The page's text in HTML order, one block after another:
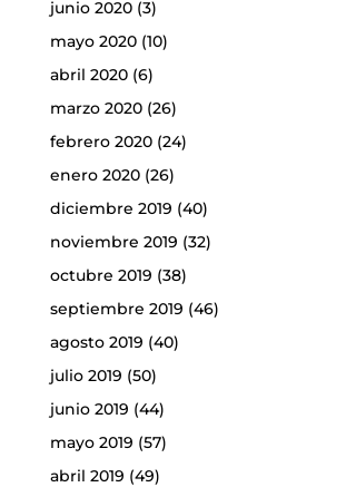
junio 2020(3)
mayo 2020(10)
abril 2020(6)
marzo 2020(26)
febrero 2020(24)
enero 2020(26)
diciembre 2019 (40)
noviembre 2019 (32)
octubre 2019 (38)
septiembre 2019 (46)
agosto 2019 (40)
julio 2019 (50)
junio 2019 (44)
mayo 2019 (57)
abril 2019 (49)